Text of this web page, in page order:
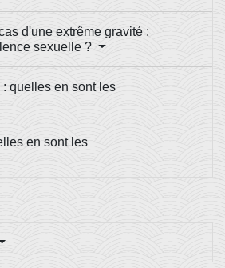
d'une extrême gravité :
sexuelle ?
quelles en sont les
en sont les